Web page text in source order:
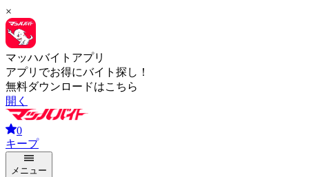
×
マッハバイトアプリ
アプリでお得にバイト探し！
無料ダウンロードはこちら
開く
0
キープ
メニュー